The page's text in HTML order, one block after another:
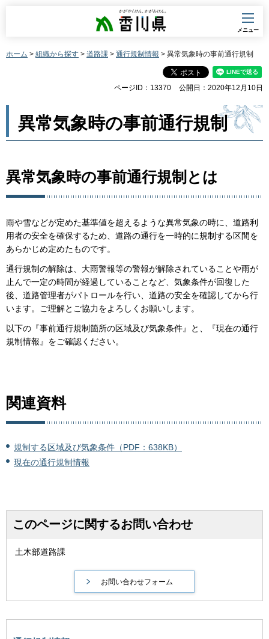
香川県
メニュー
ホーム > 組織から探す > 道路課 > 通行規制情報 > 異常気象時の事前通行規制
ページID：13370 公開日：2020年12月10日
異常気象時の事前通行規制
異常気象時の事前通行規制とは
雨や雪などが定めた基準値を超えるような異常気象の時に、道路利
用者の安全を確保するため、道路の通行を一時的に規制する区間を
あらかじめ定めたものです。
通行規制の解除は、大雨警報等の警報が解除されていることや雨が
止んで一定の時間が経過していることなど、気象条件が回復した
後、道路管理者がパトロールを行い、道路の安全を確認してから行
います。ご理解とご協力をよろしくお願いします。
以下の『事前通行規制箇所の区域及び気象条件』と、『現在の通行
規制情報』をご確認ください。
関連資料
規制する区域及び気象条件（PDF：638KB）
現在の通行規制情報
このページに関するお問い合わせ
土木部道路課